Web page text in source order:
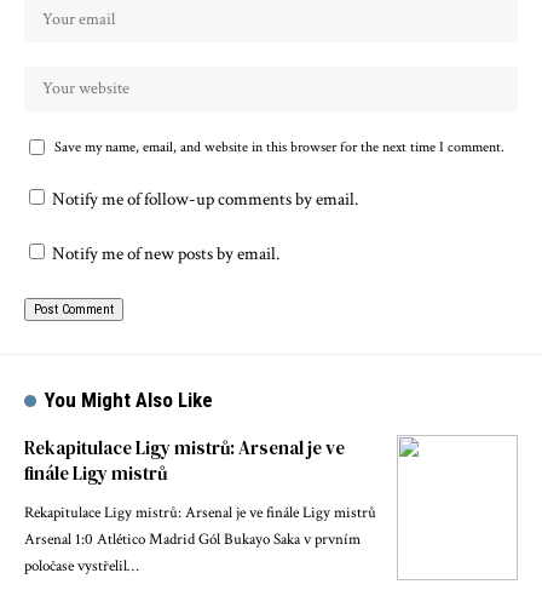
Save my name, email, and website in this browser for the next time I comment.
Notify me of follow-up comments by email.
Notify me of new posts by email.
You Might Also Like
Rekapitulace Ligy mistrů: Arsenal je ve
finále Ligy mistrů
Rekapitulace Ligy mistrů: Arsenal je ve finále Ligy mistrů
Arsenal 1:0 Atlético Madrid Gól Bukayo Saka v prvním
poločase vystřelil…